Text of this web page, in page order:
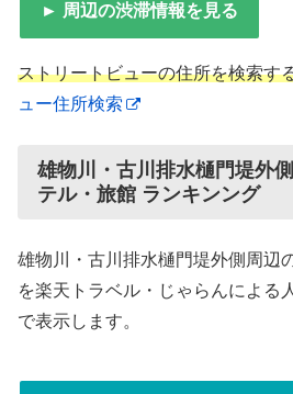
► 周辺の渋滞情報を見る
ストリートビューの住所を検索す
ュー住所検索
雄物川・古川排水樋門堤外
テル・旅館 ランキンング
雄物川・古川排水樋門堤外側周辺
を楽天トラベル・じゃらんによる
で表示します。